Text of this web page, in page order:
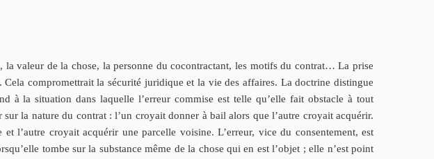
la valeur de la chose, la personne du cocontractant, les motifs du contrat… La prise
compromettrait la sécurité juridique et la vie des affaires. La doctrine distingue
à la situation dans laquelle l’erreur commise est telle qu’elle fait obstacle à tout
la nature du contrat : l’un croyait donner à bail alors que l’autre croyait acquérir.
l’autre croyait acquérir une parcelle voisine. L’erreur, vice du consentement, est
tombe sur la substance même de la chose qui en est l’objet ; elle n’est point